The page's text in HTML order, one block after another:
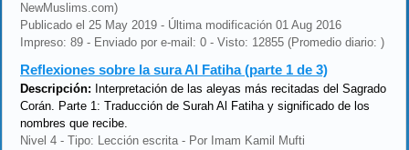
NewMuslims.com)
Publicado el 25 May 2019 - Última modificación 01 Aug 2016
Impreso: 89 - Enviado por e-mail: 0 - Visto: 12855 (Promedio diario: )
Reflexiones sobre la sura Al Fatiha (parte 1 de 3)
Descripción: Interpretación de las aleyas más recitadas del Sagrado
Corán. Parte 1: Traducción de Surah Al Fatiha y significado de los
nombres que recibe.
Nivel 4 - Tipo: Lección escrita - Por Imam Kamil Mufti